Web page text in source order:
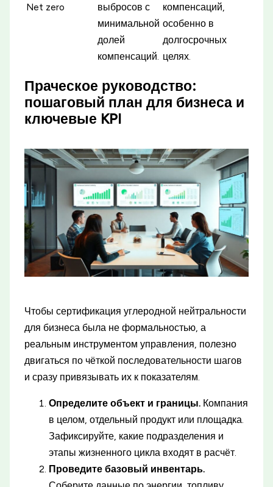
Net zero
выбросов с
минимальной
долей
компенсаций.
компенсаций,
особенно в
долгосрочных
целях.
Праческое руководство:
пошаговый план для бизнеса и
ключевые KPI
Чтобы сертификация углеродной нейтральности
для бизнеса была не формальностью, а
реальным инструментом управления, полезно
двигаться по чёткой последовательности шагов
и сразу привязывать их к показателям.
Определите объект и границы. Компания
в целом, отдельный продукт или площадка.
Зафиксируйте, какие подразделения и
этапы жизненного цикла входят в расчёт.
Проведите базовый инвентарь.